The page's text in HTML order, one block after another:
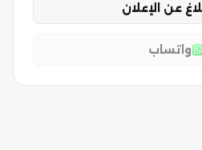
عن الإعلان
واتساب